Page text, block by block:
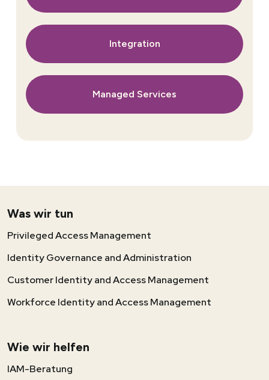
Integration
Managed Services
Was wir tun
Privileged Access Management
Identity Governance and Administration
Customer Identity and Access Management
Workforce Identity and Access Management
Wie wir helfen
IAM-Beratung